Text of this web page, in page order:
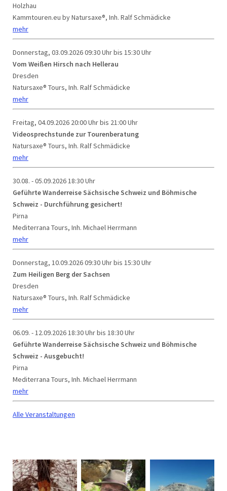
Holzhau
Kammtouren.eu by Natursaxe®, Inh. Ralf Schmädicke
mehr
Donnerstag, 03.09.202609:30 Uhr bis 15:30 Uhr
Vom Weißen Hirsch nach Hellerau
Dresden
Natursaxe® Tours, Inh. Ralf Schmädicke
mehr
Freitag, 04.09.2026 20:00 Uhr bis 21:00 Uhr
Videosprechstunde zur Tourenberatung
Natursaxe® Tours, Inh. Ralf Schmädicke
mehr
30.08. - 05.09.2026 18:30 Uhr
Geführte Wanderreise Sächsische Schweiz und Böhmische
Schweiz - Durchführung gesichert!
Pirna
Mediterrana Tours, Inh. Michael Herrmann
mehr
Donnerstag, 10.09.202609:30 Uhr bis 15:30 Uhr
Zum Heiligen Berg der Sachsen
Dresden
Natursaxe® Tours, Inh. Ralf Schmädicke
mehr
06.09. - 12.09.2026 18:30 Uhr bis 18:30 Uhr
Geführte Wanderreise Sächsische Schweiz und Böhmische
Schweiz - Ausgebucht!
Pirna
Mediterrana Tours, Inh. Michael Herrmann
mehr
Alle Veranstaltungen